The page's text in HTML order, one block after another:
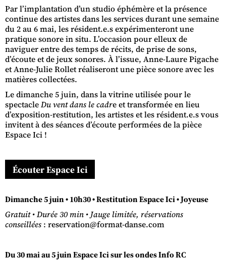
Par l’implantation d’un studio éphémère et la présence
continue des artistes dans les services durant une semaine
du 2 au 6 mai, les résident.e.s expérimenteront une
pratique sonore in situ. L’occasion pour elleux de
naviguer entre des temps de récits, de prise de sons,
d’écoute et de jeux sonores. À l’issue, Anne-Laure Pigache
et Anne-Julie Rollet réaliseront une pièce sonore avec les
matières collectées.
Le dimanche 5 juin, dans la vitrine utilisée pour le
spectacleDu vent dans le cadre et transformée en lieu
d’exposition-restitution, les artistes et les résident.e.s vous
invitent à des séances d’écoute performées de la pièce
Espace Ici !
Écouter Espace Ici
Dimanche 5 juin • 10h30 • Restitution Espace Ici • Joyeuse
Gratuit •Durée 30 min • Jauge limitée, réservations
conseillées : reservation@format-danse.com
Du 30 mai au 5 juin Espace Ici sur les ondes Info RC